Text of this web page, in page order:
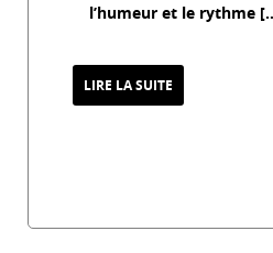
l’humeur et le rythme
LIRE LA SUITE